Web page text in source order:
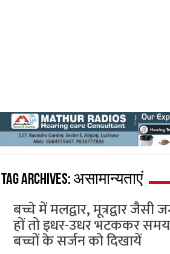
Tag Archives:असामान्यताएं
बच्चे में मलद्वार, मूत्रद्वार जैसी
हों तो इधर-उधर भटककर
बच्चों के सर्जन को दिखायें